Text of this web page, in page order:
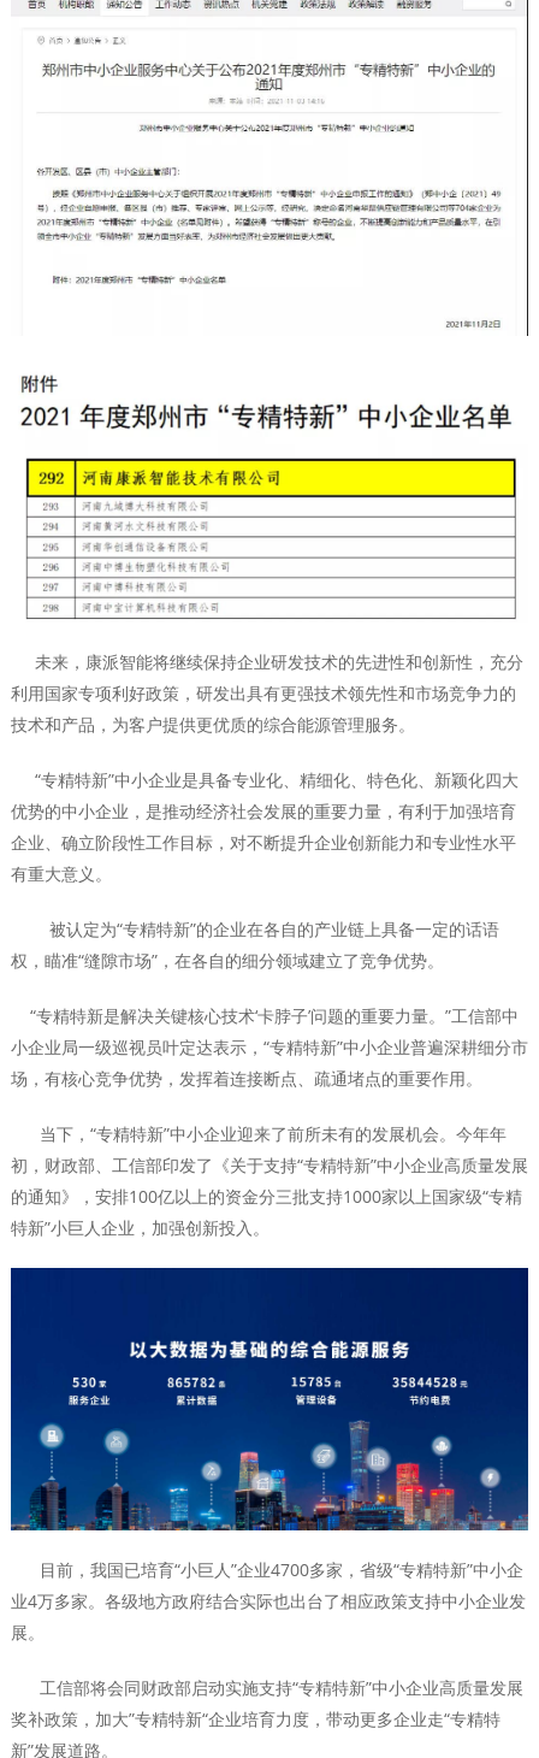
未来，康派智能将继续保持企业研发技术的先进性和创新性，充分
利用国家专项利好政策，研发出具有更强技术领先性和市场竞争力的
技术和产品，为客户提供更优质的综合能源管理服务。
“专精特新”中小企业是具备专业化、精细化、特色化、新颖化四大
优势的中小企业，是推动经济社会发展的重要力量，有利于加强培育
企业、确立阶段性工作目标，对不断提升企业创新能力和专业性水平
有重大意义。
被认定为“专精特新”的企业在各自的产业链上具备一定的话语
权，瞄准“缝隙市场”，在各自的细分领域建立了竞争优势。
“专精特新是解决关键核心技术‘卡脖子’问题的重要力量。”工信部中
小企业局一级巡视员叶定达表示，“专精特新”中小企业普遍深耕细分市
场，有核心竞争优势，发挥着连接断点、疏通堵点的重要作用。
当下，“专精特新”中小企业迎来了前所未有的发展机会。今年年
初，财政部、工信部印发了《关于支持“专精特新”中小企业高质量发展
的通知》，安排100亿以上的资金分三批支持1000家以上国家级“专精
特新”小巨人企业，加强创新投入。
目前，我国已培育“小巨人”企业4700多家，省级“专精特新”中小企
业4万多家。各级地方政府结合实际也出台了相应政策支持中小企业发
展。
工信部将会同财政部启动实施支持“专精特新”中小企业高质量发展
奖补政策，加大”专精特新“企业培育力度，带动更多企业走“专精特
新”发展道路。